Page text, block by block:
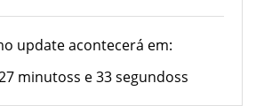
update acontecerá em:
minutoss e 33 segundoss